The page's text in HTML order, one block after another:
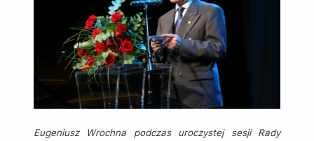
Eugeniusz Wrochna podczas uroczystej sesji Rady